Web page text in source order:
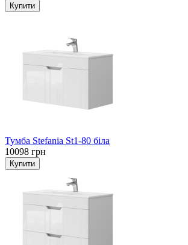
Тумба Stefania St1-80 біла
10098 грн